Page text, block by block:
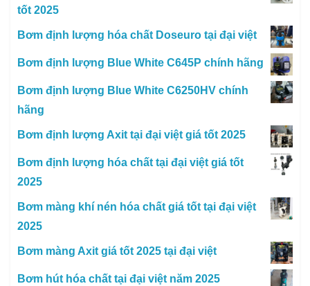
tốt 2025
Bơm định lượng hóa chất Doseuro tại đại việt
Bơm định lượng Blue White C645P chính hãng
Bơm định lượng Blue White C6250HV chính
hãng
Bơm định lượng Axit tại đại việt giá tốt 2025
Bơm định lượng hóa chất tại đại việt giá tốt
2025
Bơm màng khí nén hóa chất giá tốt tại đại việt
2025
Bơm màng Axit giá tốt 2025 tại đại việt
Bơm hút hóa chất tại đại việt năm 2025